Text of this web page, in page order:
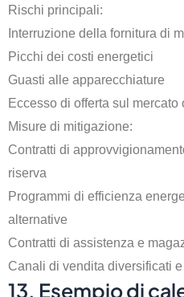
Rischi principali:
Interruzione della fornitura di
Picchi dei costi energetici
Guasti alle apparecchiature
Eccesso di offerta sul
Misure di mitigazione:
Contratti di
riserva
Programmi di efficienza
alternative
Contratti di assistenza e
Canali di vendita diversificati
13. Esempio di